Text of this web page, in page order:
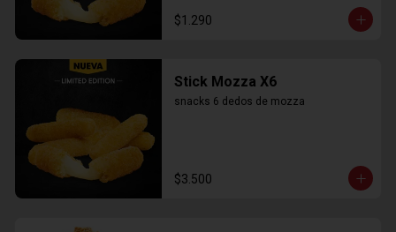
$1.290
Stick Mozza X6
snacks 6 dedos de mozza
$3.500